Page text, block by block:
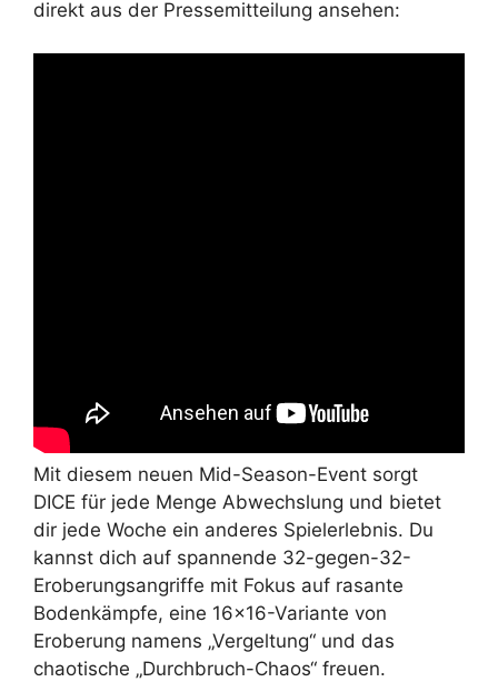
direkt aus der Pressemitteilung ansehen:
Mit diesem neuen Mid-Season-Event sorgt
DICE für jede Menge Abwechslung und bietet
dir jede Woche ein anderes Spielerlebnis. Du
kannst dich auf spannende 32-gegen-32-
Eroberungsangriffe mit Fokus auf rasante
Bodenkämpfe, eine 16×16-Variante von
Eroberung namens „Vergeltung“ und das
chaotische „Durchbruch-Chaos“ freuen.